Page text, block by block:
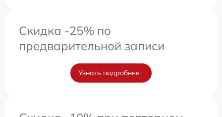
Скидка -25% по
предварительной записи
Узнать подробнее